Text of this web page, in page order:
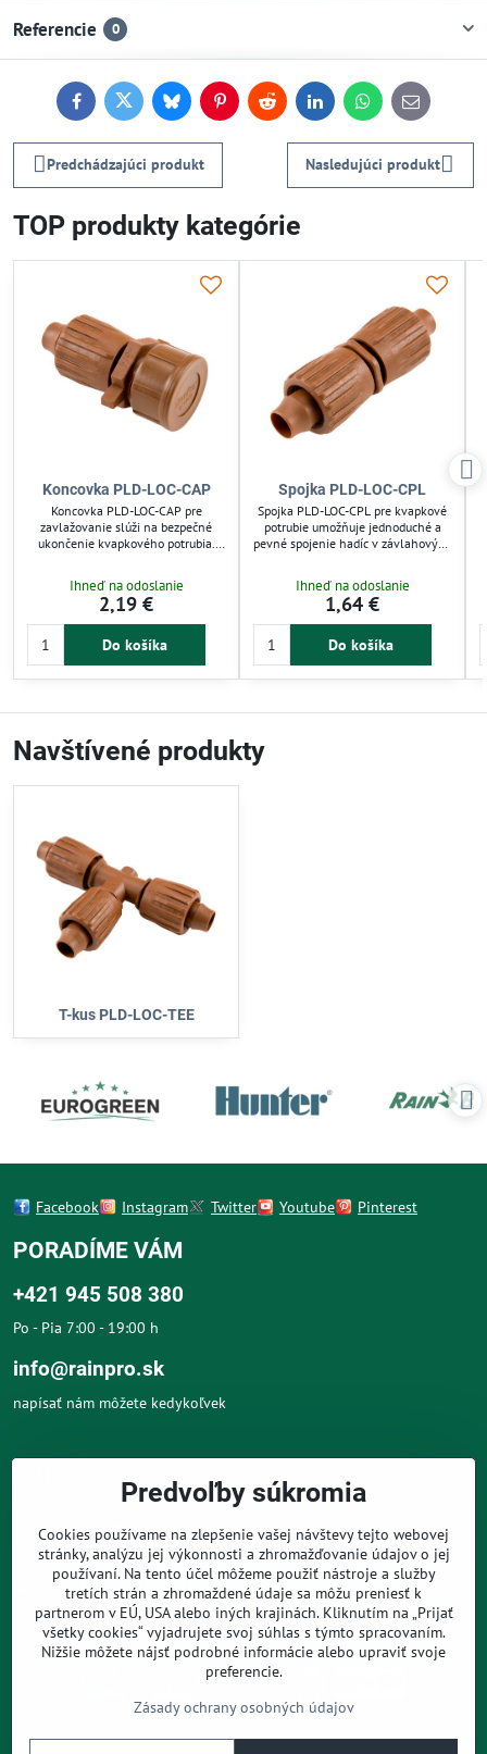
Referencie 0
FacebookTwitterBlueskyPinterestReddit LinkedInWhatsApp
E-
mail
Predchádzajúci produkt Nasledujúci produkt
TOP produkty kategórie
Koncovka PLD-LOC-CAP
Koncovka PLD-LOC-CAP pre
zavlažovanie slúži na bezpečné
ukončenie kvapkového potrubia.
určená pre kvapkovú závlahu v
záhradách a skleníkoch,
zabezpečuje spoľahlivú funkciu a
minimalizuje únik vody.
Ihneď na odoslanie
2,19 €
Do košíka
Spojka PLD-LOC-CPL
Spojka PLD-LOC-CPL pre kvapkové
potrubie umožňuje jednoduché a
pevné spojenie hadíc v závlahových
Ideálna pre kvapkovú závlahu v
záhradách či skleníkoch. Zaisťuje
spoľahlivý prietok vody bez únikov.
Ihneď na odoslanie
1,64 €
Do košíka
Navštívené produkty
T-kus PLD-LOC-TEE
Facebook Instagram Twitter Youtube Pinterest
PORADÍME VÁM
+421 945 508 380
Po - Pia 7:00 - 19:00 h
info@rainpro.sk
napísať nám môžete kedykoľvek
O NÁKUPE
PRE ZÁKAZNÍKOV
©2026Copyright
Predvoľby súkromia
Cookies používame na zlepšenie vašej návštevy tejto webovej
stránky, analýzu jej výkonnosti a zhromažďovanie údajov o jej
používaní. Na tento účel môžeme použiť nástroje a služby
tretích strán a zhromaždené údaje sa môžu preniesť k
partnerom v EÚ, USA alebo iných krajinách. Kliknutím na „Prijať
všetky cookies“ vyjadrujete svoj súhlas s týmto spracovaním.
Nižšie môžete nájsť podrobné informácie alebo upraviť svoje
preferencie.
Zásady ochrany osobných údajov